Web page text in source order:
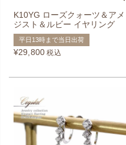
K10YG ローズクォーツ＆アメ
ジスト＆ルビー イヤリング
平日13時まで当日出荷
¥29,800 税込